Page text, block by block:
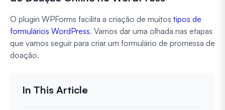
O plugin WPForms facilita a criação de muitos tipos de
formulários WordPress. Vamos dar uma olhada nas etapas
que vamos seguir para criar um formulário de promessa de
doação.